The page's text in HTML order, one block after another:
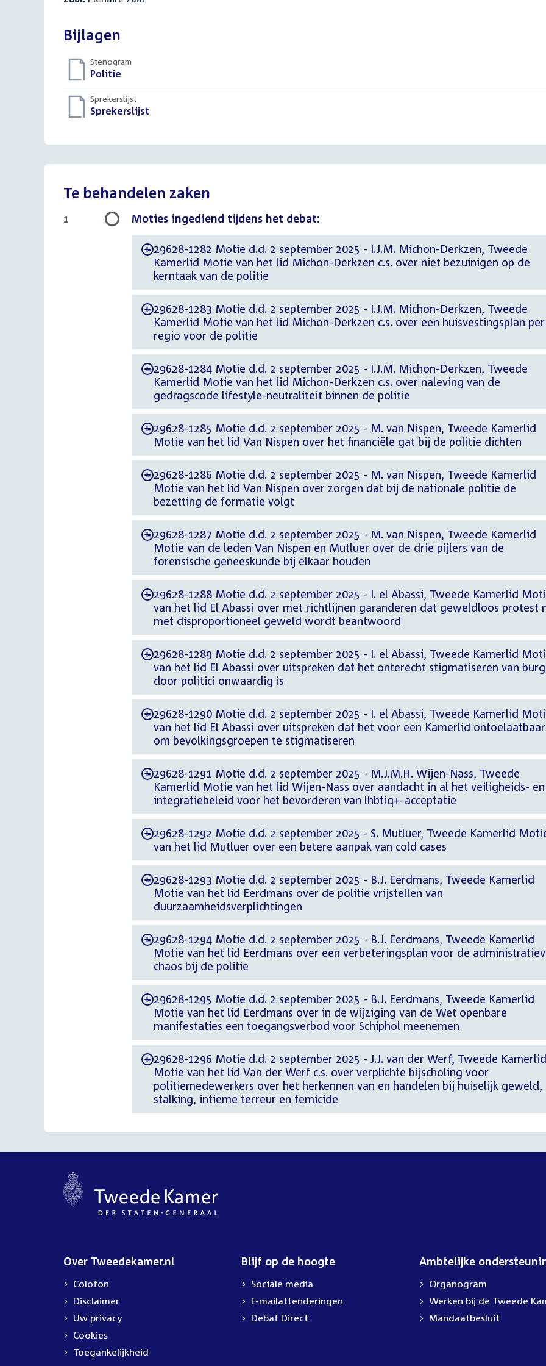
Bijlagen
Stenogram
Download
bestand:
Politie
Sprekerslijst
Download
Sprekerslijst
Te behandelen zaken
Moties ingediend tijdens het debat:
-29628-1282 Motie d.d. 2 september 2025 - I.J.M. Michon-Derkzen, Tweede
Kamerlid Motie van het lid Michon-Derkzen c.s. over niet bezuinigen op de
kerntaak van de politie
-29628-1283 Motie d.d. 2 september 2025 - I.J.M. Michon-Derkzen, Tweede
Kamerlid Motie van het lid Michon-Derkzen c.s. over een huisvestingsplan per
regio voor de politie
-29628-1284 Motie d.d. 2 september 2025 - I.J.M. Michon-Derkzen, Tweede
Kamerlid Motie van het lid Michon-Derkzen c.s. over naleving van de
gedragscode lifestyle-neutraliteit binnen de politie
-29628-1285 Motie d.d. 2 september 2025 - M. van Nispen, Tweede Kamerlid
Motie van het lid Van Nispen over het financiële gat bij de politie dichten
-29628-1286 Motie d.d. 2 september 2025 - M. van Nispen, Tweede Kamerlid
Motie van het lid Van Nispen over zorgen dat bij de nationale politie de
bezetting de formatie volgt
-29628-1287 Motie d.d. 2 september 2025 - M. van Nispen, Tweede Kamerlid
Motie van de leden Van Nispen en Mutluer over de drie pijlers van de
forensische geneeskunde bij elkaar houden
-29628-1288 Motie d.d. 2 september 2025 - I. el Abassi, Tweede Kamerlid
van het lid El Abassi over met richtlijnen garanderen dat geweldloos protest
met disproportioneel geweld wordt beantwoord
-29628-1289 Motie d.d. 2 september 2025 - I. el Abassi, Tweede Kamerlid
van het lid El Abassi over uitspreken dat het onterecht stigmatiseren van
door politici onwaardig is
-29628-1290 Motie d.d. 2 september 2025 - I. el Abassi, Tweede Kamerlid
van het lid El Abassi over uitspreken dat het voor een Kamerlid
om bevolkingsgroepen te stigmatiseren
-29628-1291 Motie d.d. 2 september 2025 - M.J.M.H. Wijen-Nass, Tweede
Kamerlid Motie van het lid Wijen-Nass over aandacht in al het veiligheids- en
integratiebeleid voor het bevorderen van lhbtiq+-acceptatie
-29628-1292 Motie d.d. 2 september 2025 - S. Mutluer, Tweede Kamerlid
van het lid Mutluer over een betere aanpak van cold cases
-29628-1293 Motie d.d. 2 september 2025 - B.J. Eerdmans, Tweede Kamerlid
Motie van het lid Eerdmans over de politie vrijstellen van
duurzaamheidsverplichtingen
-29628-1294 Motie d.d. 2 september 2025 - B.J. Eerdmans, Tweede Kamerlid
Motie van het lid Eerdmans over een verbeteringsplan voor de
chaos bij de politie
-29628-1295 Motie d.d. 2 september 2025 - B.J. Eerdmans, Tweede Kamerlid
Motie van het lid Eerdmans over in de wijziging van de Wet openbare
manifestaties een toegangsverbod voor Schiphol meenemen
-29628-1296 Motie d.d. 2 september 2025 - J.J. van der Werf, Tweede Kamerlid
Motie van het lid Van der Werf c.s. over verplichte bijscholing voor
politiemedewerkers over het herkennen van en handelen bij huiselijk geweld,
stalking, intieme terreur en femicide
1
Over Tweedekamer.nl
Colofon
Disclaimer
Uw privacy
Cookies
Toegankelijkheid
Blijf op de hoogte
Sociale media
E-mailattenderingen
Debat Direct
Ambtelijke
Organogram
External
link:
Werken bij de Tweede
Mandaatbesluit